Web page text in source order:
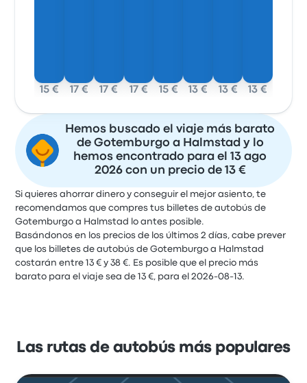
15 € 17 € 17 € 17 € 15 € 13 € 13 € 13 €
Hemos buscado el viaje más barato
de Gotemburgo a Halmstad y lo
hemos encontrado para el 13 ago
2026 con un precio de 13 €
Si quieres ahorrar dinero y conseguir el mejor asiento, te
recomendamos que compres tus billetes de autobús de
Gotemburgo a Halmstad lo antes posible.
Basándonos en los precios de los últimos 2 días, cabe prever
que los billetes de autobús de Gotemburgo a Halmstad
costarán entre 13 € y 38 €. Es posible que el precio más
barato para el viaje sea de 13 €, para el 2026-08-13.
Las rutas de autobús más populares